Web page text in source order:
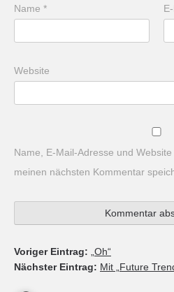
Name *
Website
Name, E-Mail-Adresse und
meinen nächsten Kommentar
Voriger Eintrag:
„Oh“
Nächster Eintrag: Mit „Future